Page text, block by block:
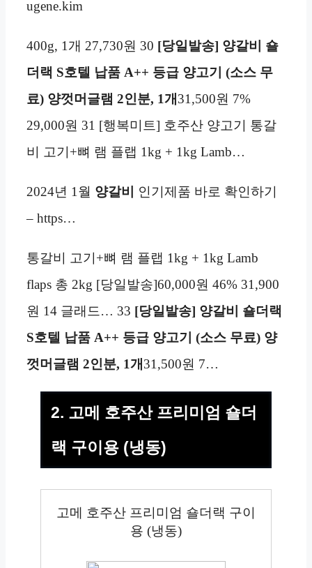
ugene.kim
400g, 1개 27,730원 30 [당일발송] 양갈비 숄
더랙 S호텔 납품 A++ 등급 양고기 (소스 무
료) 양껏머글램 2인분, 1개 31,500원 7%
29,000원 31 [행복미트] 호주산 양고기 통갈
비 고기+뼈 램 플랩 1kg + 1kg Lamb…
2024년 1월 양갈비
인기제품 바로 확인하기
– https…
통갈비 고기+뼈 램 플랩 1kg + 1kg Lamb
flaps 총 2kg [당일발송]60,000원 46% 31,900
원 14 글래드… 33 [당일발송] 양갈비 숄더랙
S호텔 납품 A++ 등급 양고기 (소스 무료) 양
껏머글램 2인분, 1개 31,500원 7…
2. 고메 호주산 프리미엄 숄더
랙 구이용 (냉동)
고메 호주산 프리미엄 숄더랙 구이
용 (냉동)